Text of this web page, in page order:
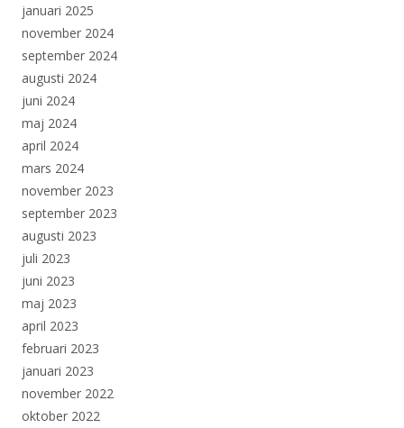
januari 2025
november 2024
september 2024
augusti 2024
juni 2024
maj 2024
april 2024
mars 2024
november 2023
september 2023
augusti 2023
juli 2023
juni 2023
maj 2023
april 2023
februari 2023
januari 2023
november 2022
oktober 2022